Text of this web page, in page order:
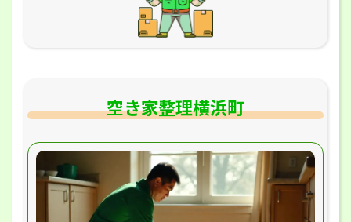
空き家整理横浜町